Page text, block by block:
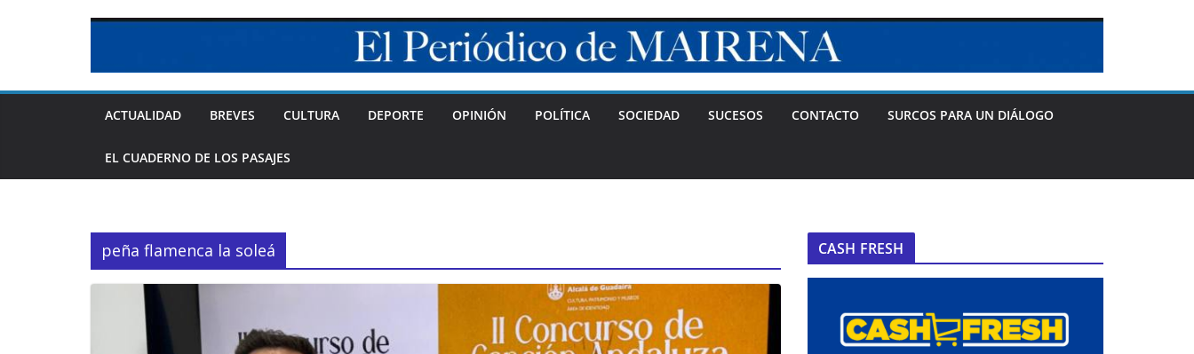
ACTUALIDAD BREVES CULTURA DEPORTE OPINIÓN POLÍTICA SOCIEDAD SUCESOS CONTACTO SURCOS PARA UN DIÁLOGO
EL CUADERNO DE LOS PASAJES
peña flamenca la soleá CASH FRESH